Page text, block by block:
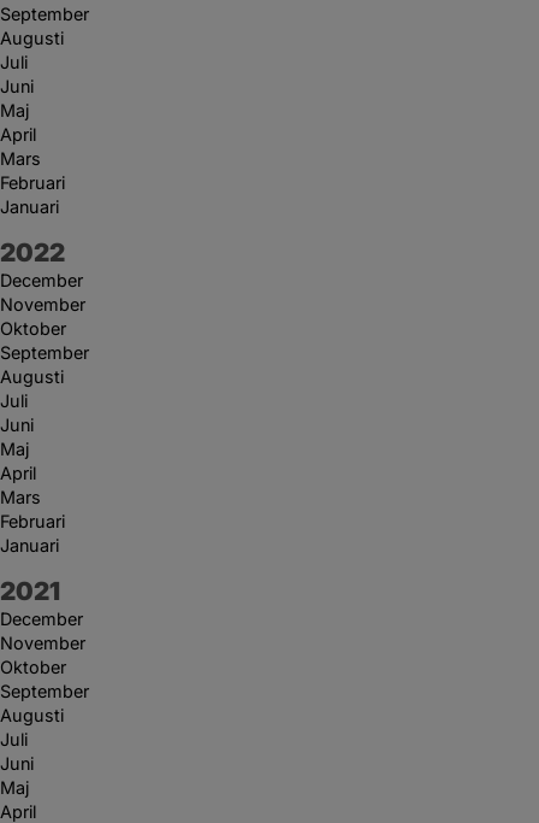
September
Augusti
Juli
Juni
Maj
April
Mars
Februari
Januari
År:
2022
December
November
Oktober
September
Augusti
Juli
Juni
Maj
April
Mars
Februari
Januari
År:
2021
December
November
Oktober
September
Augusti
Juli
Juni
Maj
April